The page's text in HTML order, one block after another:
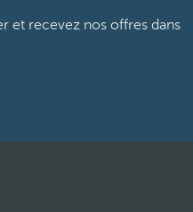
et recevez nos offres dans